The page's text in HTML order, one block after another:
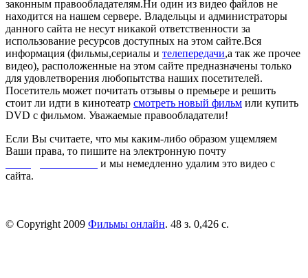
законным правообладателям.Ни один из видео файлов не
находится на нашем сервере. Владельцы и администраторы
данного сайта не несут никакой ответственности за
использование ресурсов доступных на этом сайте.Вся
информация (фильмы,сериалы и телепередачи,а так же прочее
видео), расположенные на этом сайте предназначены только
для удовлетворения любопытства наших посетителей.
Посетитель может почитать отзывы о премьере и решить
стоит ли идти в кинотеатр смотреть новый фильм или купить
DVD с фильмом. Уважаемые правообладатели!
Если Вы считаете, что мы каким-либо образом ущемляем
Ваши права, то пишите на электронную почту
и мы немедленно удалим это видео с
сайта.
© Copyright 2009 Фильмы онлайн. 48 з. 0,426 с.